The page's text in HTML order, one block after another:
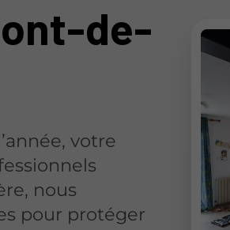
de-
votre
nous
pour protéger